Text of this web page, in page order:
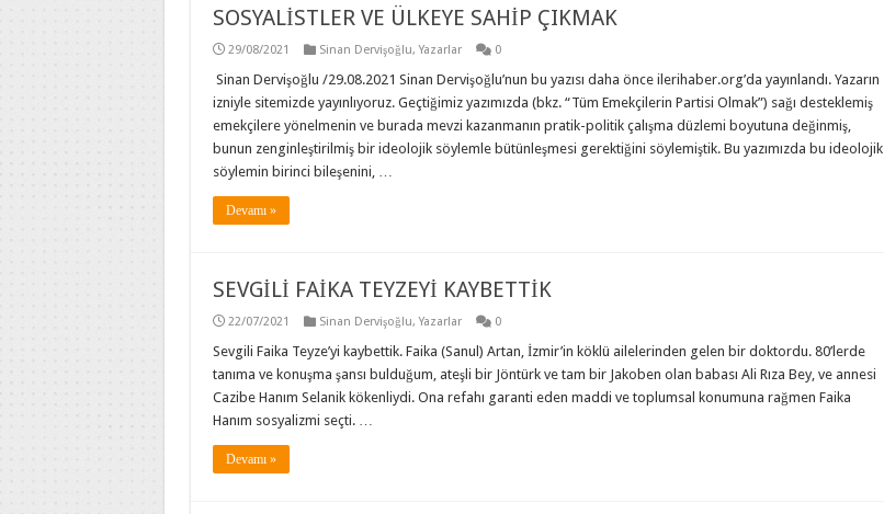
SOSYALİSTLER VE ÜLKEYE SAHİP ÇIKMAK
29/08/2021 Sinan Dervişoğlu,Yazarlar 0
Sinan Dervişoğlu /29.08.2021 Sinan Dervişoğlu’nun bu yazısı daha önce ilerihaber.org’da yayınlandı. Yazarın
izniyle sitemizde yayınlıyoruz. Geçtiğimiz yazımızda (bkz. “Tüm Emekçilerin Partisi Olmak”) sağı desteklemiş
emekçilere yönelmenin ve burada mevzi kazanmanın pratik-politik çalışma düzlemi boyutuna değinmiş,
bunun zenginleştirilmiş bir ideolojik söylemle bütünleşmesi gerektiğini söylemiştik. Bu yazımızda bu ideolojik
söylemin birinci bileşenini, …
Devamı »
SEVGİLİ FAİKA TEYZEYİ KAYBETTİK
22/07/2021 Sinan Dervişoğlu,Yazarlar 0
Sevgili Faika Teyze’yi kaybettik. Faika (Sanul) Artan, İzmir’in köklü ailelerinden gelen bir doktordu. 80’lerde
tanıma ve konuşma şansı bulduğum, ateşli bir Jöntürk ve tam bir Jakoben olan babası Ali Rıza Bey, ve annesi
Cazibe Hanım Selanik kökenliydi. Ona refahı garanti eden maddi ve toplumsal konumuna rağmen Faika
Hanım sosyalizmi seçti. …
Devamı »